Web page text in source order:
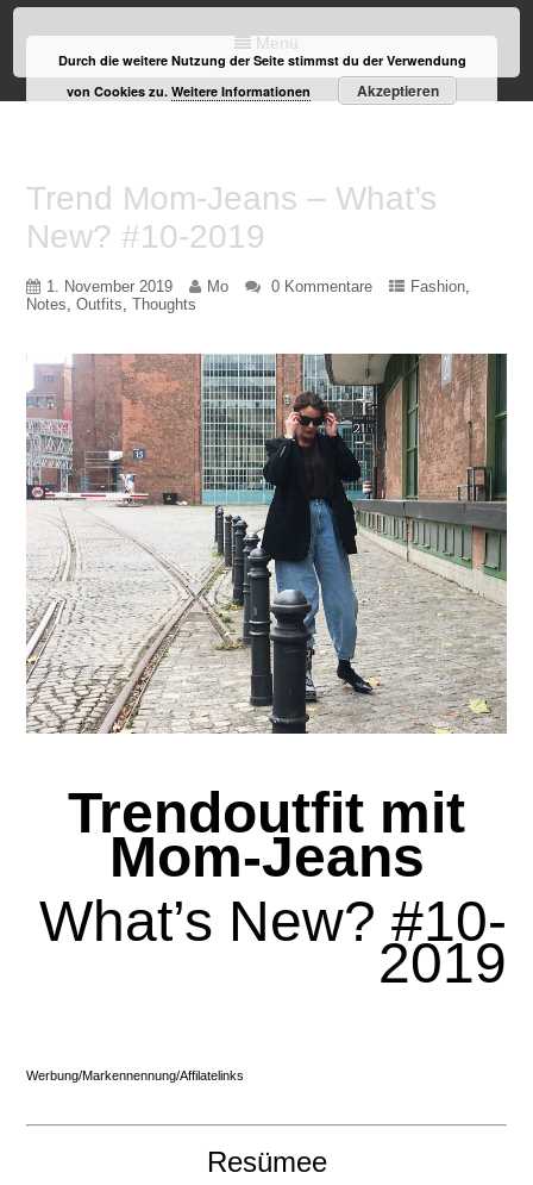
Menü
Trend Mom-Jeans – What’s
New? #10-2019
1. November 2019 Mo 0 Kommentare Fashion,
Notes, Outfits, Thoughts
Trendoutfit mit
Mom-Jeans
What’s New? #10-
2019
Werbung/Markennennung/Affilatelinks
Resümee
Durch die weitere Nutzung der Seite stimmst du der Verwendung
von Cookies zu.Weitere Informationen Akzeptieren